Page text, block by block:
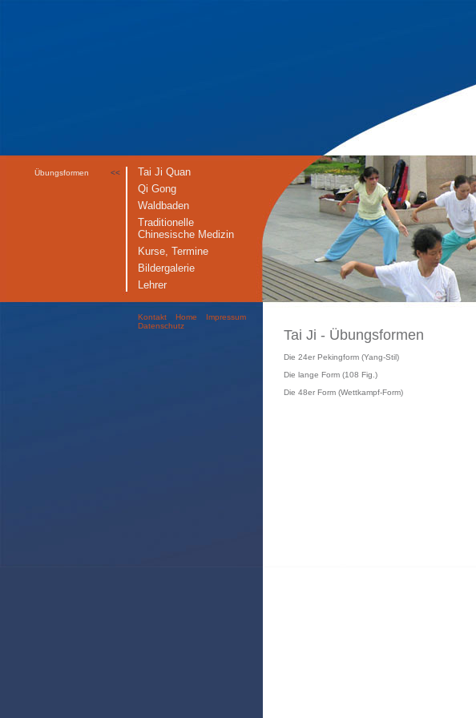
Übungsformen <<
Tai Ji Quan
Qi Gong
Waldbaden
Traditionelle
Chinesische Medizin
Kurse, Termine
Bildergalerie
Lehrer
Kontakt Home
Impressum
Datenschutz
Tai Ji - Übungsformen
Die 24er Pekingform (Yang-Stil)
Die lange Form (108 Fig.)
Die 48er Form (Wettkampf-Form)